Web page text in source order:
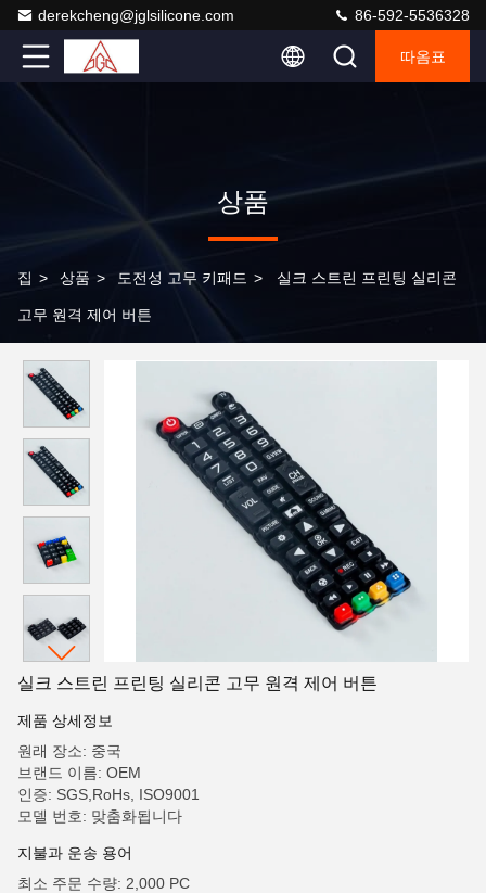
derekcheng@jglsilicone.com 86-592-5536328
따옴표
상품
집 > 상품 > 도전성 고무 키패드 > 실크 스트린 프린팅 실리콘
고무 원격 제어 버튼
실크 스트린 프린팅 실리콘 고무 원격 제어 버튼
제품 상세정보
원래 장소: 중국
브랜드 이름: OEM
인증: SGS,RoHs, ISO9001
모델 번호: 맞춤화됩니다
지불과 운송 용어
최소 주문 수량: 2,000 PC